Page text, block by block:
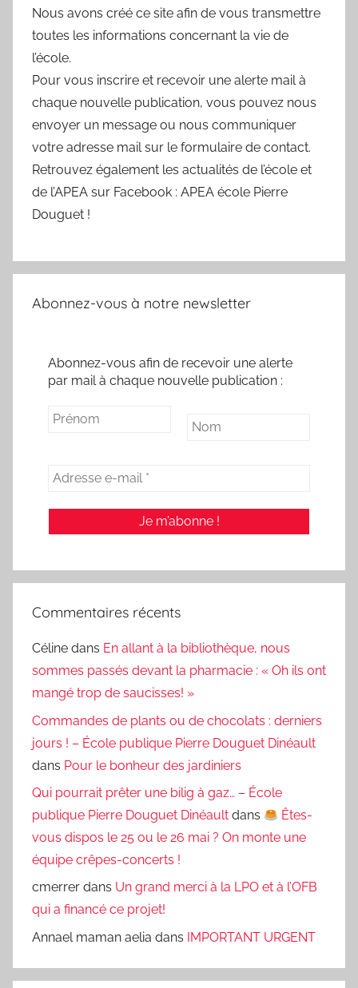
Nous avons créé ce site afin de vous transmettre
toutes les informations concernant la vie de
l’école.
Pour vous inscrire et recevoir une alerte mail à
chaque nouvelle publication, vous pouvez nous
envoyer un message ou nous communiquer
votre adresse mail sur le formulaire de contact.
Retrouvez également les actualités de l’école et
de l’APEA sur Facebook : APEA école Pierre
Douguet !
Abonnez-vous à notre newsletter
Abonnez-vous afin de recevoir une alerte
par mail à chaque nouvelle publication :
Commentaires récents
Céline dans En allant à la bibliothèque, nous
sommes passés devant la pharmacie : « Oh ils ont
mangé trop de saucisses! »
Commandes de plants ou de chocolats : derniers
jours ! – École publique Pierre Douguet Dinéault
dans Pour le bonheur des jardiniers
Qui pourrait prêter une bilig à gaz… – École
publique Pierre Douguet Dinéault dans
Êtes-
vous dispos le 25 ou le 26 mai ? On monte une
équipe crêpes-concerts !
cmerrer dans Un grand merci à la LPO et à l’OFB
qui a financé ce projet!
Annael maman aelia dans IMPORTANT URGENT